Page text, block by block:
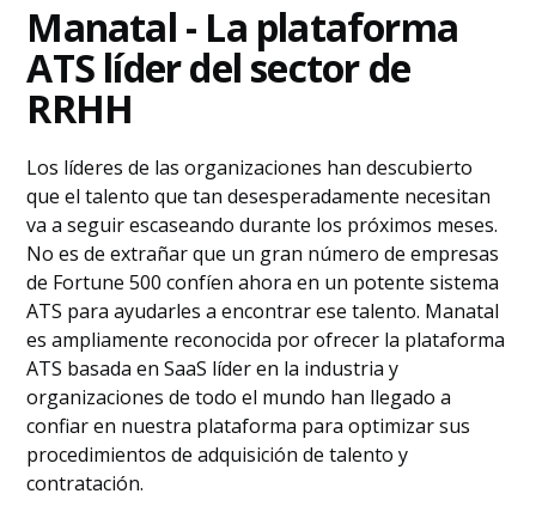
Manatal - La plataforma
ATS líder del sector de
RRHH
Los líderes de las organizaciones han descubierto
que el talento que tan desesperadamente necesitan
va a seguir escaseando durante los próximos meses.
No es de extrañar que un gran número de empresas
de Fortune 500 confíen ahora en un potente sistema
ATS para ayudarles a encontrar ese talento. Manatal
es ampliamente reconocida por ofrecer la plataforma
ATS basada en SaaS líder en la industria y
organizaciones de todo el mundo han llegado a
confiar en nuestra plataforma para optimizar sus
procedimientos de adquisición de talento y
contratación.